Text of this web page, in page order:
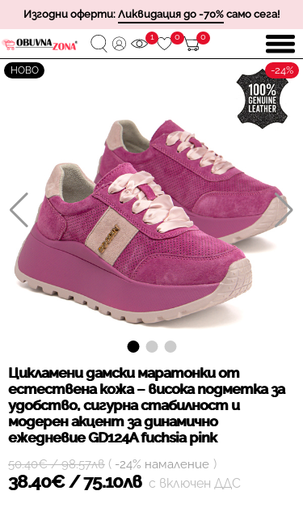
Изгодни оферти: Ликвидация до -70% само сега!
1 0 0
НОВО -24%
Цикламени дамски маратонки от
естествена кожа – висока подметка за
удобство, сигурна стабилност и
модерен акцент за динамично
ежедневие GD124A fuchsia pink
38.40€ / 75.10лв с включен ДДС
50.40€ / 98.57лв ( -24% намаление )